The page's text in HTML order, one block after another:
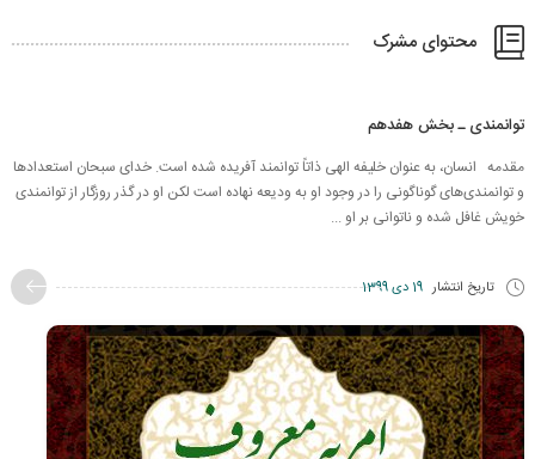
محتوای مشرک
توانمندی ـ بخش هفدهم
مقدمه انسان، به عنوان خلیفه الهی ذاتاً توانمند آفریده شده است. خدای سبحان استعدادها
و توانمندی‌های گوناگونی را در وجود او به ودیعه نهاده است لکن او در گذر روزگار از توانمندی
خویش غافل شده و ناتوانی بر او ...
تاریخ انتشار 19 دی 1399